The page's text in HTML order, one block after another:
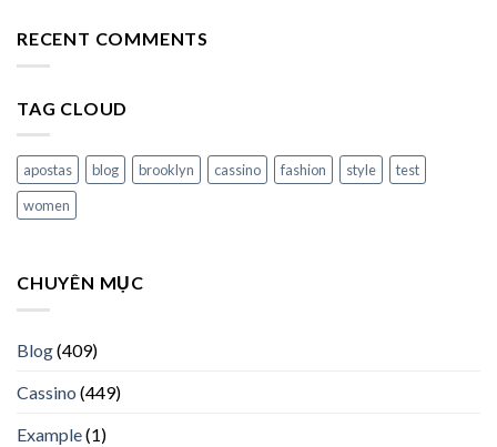
RECENT COMMENTS
TAG CLOUD
apostas blog brooklyn cassino fashion style
test
women
CHUYÊN MỤC
Blog(409)
Cassino (449)
Example(1)